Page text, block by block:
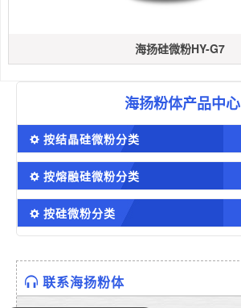
海扬硅微粉HY-G7
海扬粉体产品中心
按结晶硅微粉分类
按熔融硅微粉分类
按硅微粉分类
联系海扬粉体